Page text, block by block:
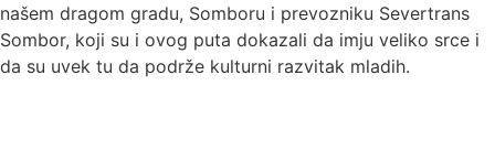
našem dragom gradu, Somboru i prevozniku Severtrans
Sombor, koji su i ovog puta dokazali da imju veliko srce i
da su uvek tu da podrže kulturni razvitak mladih.